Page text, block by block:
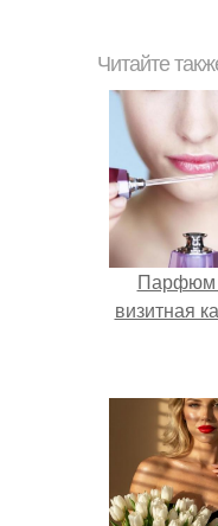
Читайте
Парфюм
визитная